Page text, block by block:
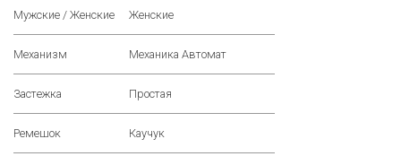
Мужские / Женские Женские
Механизм Механика Автомат
Застежка Простая
Ремешок Каучук